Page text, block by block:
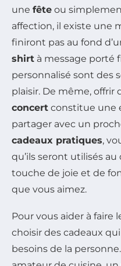
une fête ou
affection, il existe une
finiront pas au fond
shirt à message porté
personnalisé sont des
plaisir. De même, offrir
concert constitue une
partager avec un
cadeaux pratiques,
qu’ils seront utilisés
touche de joie et de
que vous aimez.
Pour vous aider à faire
choisir des cadeaux
besoins de la